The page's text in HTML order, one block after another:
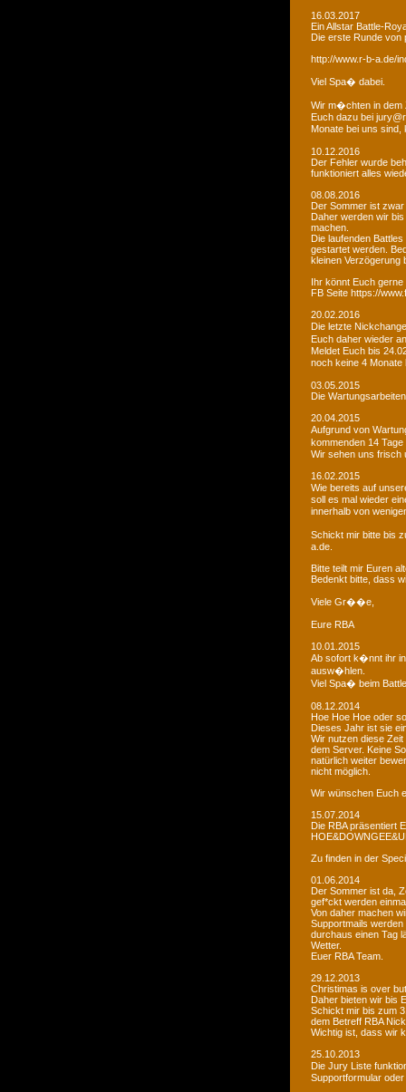
16.03.2017
Ein Allstar Battle-
Die erste Runde von
http://www.r-b-a.de/
Viel Spa� dabei.
Wir m�chten in dem
Euch dazu bei
Monate bei uns
10.12.2016
Der Fehler wurde
funktioniert alles
08.08.2016
Der Sommer ist
Daher werden wir
machen.
Die laufenden
gestartet werden.
kleinen Verzögerung
Ihr könnt Euch
FB Seite https://
20.02.2016
Die letzte
Euch daher wieder
Meldet Euch bis
noch keine 4
03.05.2015
Die
20.04.2015
Aufgrund von
kommenden 14
Wir sehen uns frisch
16.02.2015
Wie bereits auf
soll es mal wieder
innerhalb von
Schickt mir bitte bis
a.de.
Bitte teilt mir Euren
Bedenkt bitte, dass
Viele Gr��e,
Eure RBA
10.01.2015
Ab sofort k�nnt ihr
ausw�hlen.
Viel Spa� beim
08.12.2014
Hoe Hoe Hoe oder
Dieses Jahr ist sie
Wir nutzen diese
dem Server. Keine
natürlich weiter
nicht möglich.
Wir wünschen Euch
15.07.2014
Die RBA präsentiert
Zu finden in der
01.06.2014
Der Sommer ist da,
gef*ckt werden
Von daher machen
Supportmails
durchaus einen Tag
Wetter.
Euer RBA Team.
29.12.2013
Christimas is over
Daher bieten wir bis
Schickt mir bis zum
dem Betreff RBA
Wichtig ist, dass wir
25.10.2013
Die Jury Liste
Supportformular